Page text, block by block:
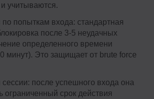
учитываются.
попыткам входа: стандартная
после 3-5 неудачных
определенного времени
минут). Это защищает от brute force
после успешного входа она
ограниченный срок действия